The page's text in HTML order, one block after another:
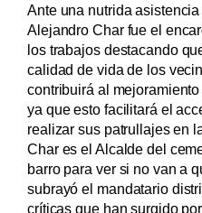
Ante una nutrida
Alejandro Char fue el
los trabajos destacando
calidad de vida de los
contribuirá al
ya que esto facilitará el
realizar sus patrullajes en
Char es el Alcalde del
barro para ver si no van a
subrayó el mandatario
críticas que han surgido